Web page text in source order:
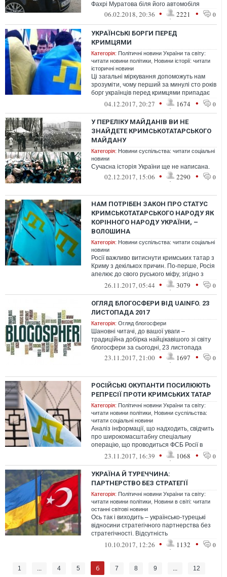
Фахрі Муратова біля його автомобіля
06.02.2018, 20:36 • 2221 • 0
УКРАЇНСЬКІ БОРГИ ПЕРЕД
КРИМЦЯМИ
Категорія: Політичні новини України та світу:
читати новини політики Новини історії: читати
історичні новини
Ці загальні міркування допоможуть нам
зрозуміти, чому перший за минулі сто років
борг українців перед кримцями припадає
на другу половину 1917 року. Т...
04.12.2017, 20:27 • 1674 • 0
У ПЕРЕЛІКУ МАЙДАНІВ ВИ НЕ
ЗНАЙДЕТЕ КРИМСЬКОТАТАРСЬКОГО
МАЙДАНУ
Категорія: Новини суспільства: читати соціальні
новини
Сучасна історія України ще не написана.
02.12.2017, 15:06 • 2290 • 0
НАМ ПОТРІБЕН ЗАКОН ПРО СТАТУС
КРИМСЬКОТАТАРСЬКОГО НАРОДУ ЯК
КОРІННОГО НАРОДУ УКРАЇНИ, –
ВОЛОШИНА
Категорія: Новини суспільства: читати соціальні
новини
Росії важливо витиснути кримських татар з
Криму з декількох причин. По-перше, Росія
апелює до свого руського міфу, згідно з
яким Росія і Крим пов'язан...
26.11.2017, 05:44 • 3079 • 0
ОГЛЯД БЛОГОСФЕРИ ВІД UAINFO. 23
ЛИСТОПАДА 2017
Категорія: Огляд блогосфери
Шановні читачі, до вашої уваги –
традиційна добірка найцікавішого зі світу
блогосфери за сьогодні, 23 листопада
23.11.2017, 21:00 • 1697 • 0
РОСІЙСЬКІ ОКУПАНТИ ПОСИЛЮЮТЬ
РЕПРЕСІЇ ПРОТИ КРИМСЬКИХ ТАТАР
Категорія: Політичні новини України та світу:
читати новини політики Новини суспільства:
читати соціальні новини
Аналіз інформації, що надходить, свідчить
про широкомасштабну спеціальну
операцію, що проводиться ФСБ Росії в
окупованому Криму, цілями якої є нові ар...
23.11.2017, 16:39 • 1068 • 0
УКРАЇНА Й ТУРЕЧЧИНА:
ПАРТНЕРСТВО БЕЗ СТРАТЕГІЇ
Категорія: Політичні новини України та світу:
читати новини політики Новини в світі: читати
останні світові новини
Ось так і виходить – українсько-турецькі
відносини стратегічного партнерства без
стратегічності. Відсутність
зовнішньополітичної стратегії та чіткого ...
10.10.2017, 12:26 • 1132 • 0
1 ... 4 5 6 7 8 9 ... 12